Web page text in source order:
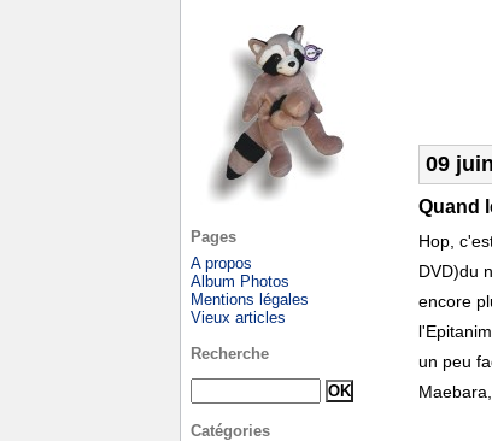
09
Quand
Hop,
DVD)du
encore
un peu
Pages
A propos
Album Photos
Mentions légales
Vieux articles
Recherche
Catégories